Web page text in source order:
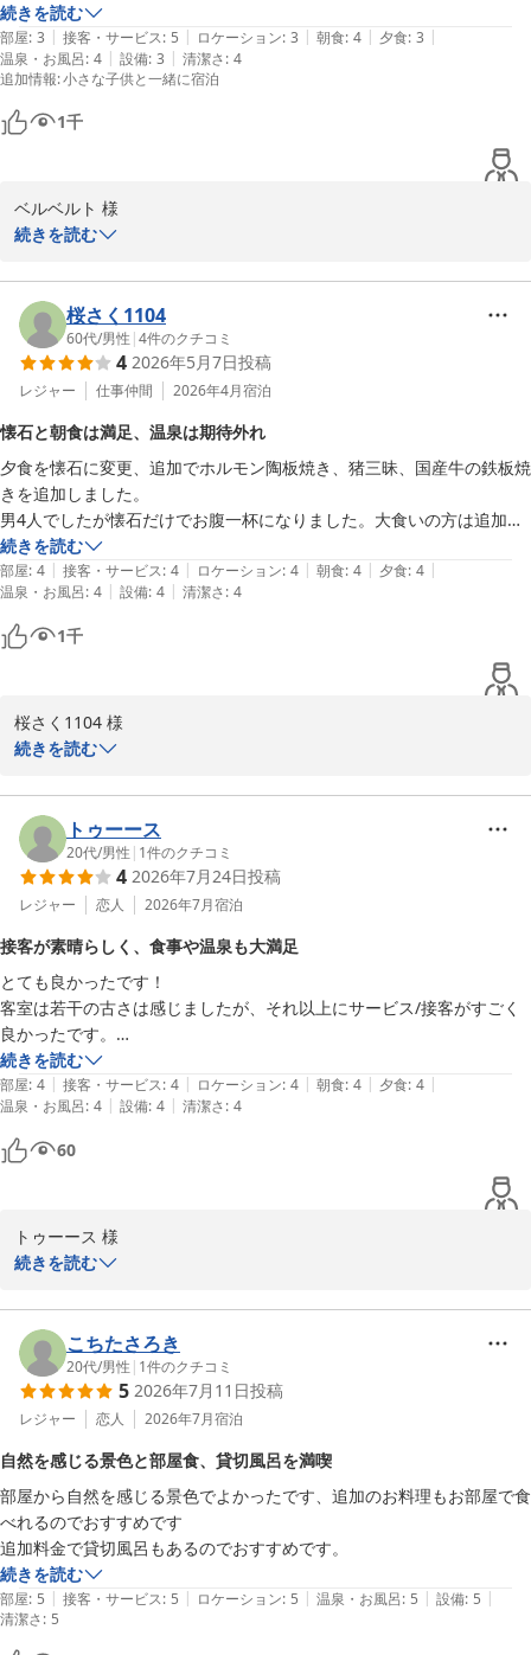
見上げる星空と、高台から一望する夜景の美しさは、この土地なら
ではの特別な思い出になりますので、お客さまにとって印象深いひ
とときとなりましたなら幸いでございます。
「またリピートさせていただきます」というありがたいお言葉を胸
に、これからも何度お越しいただいても新鮮な感動と癒やしをお届
また季節を変えて、秩父の美しい景色と温泉を愉しまれにいつでも
お帰りくださいませ。次のお越しを、スタッフ一同心よりお待ち申
ゆの宿和どう
和銅鉱泉 薬師の湯 ゆの宿 和どう
2026-06-08
子レンジがなかったので、これから利用される方は電子レンジタイプの
消毒ではないものを持参されるとよいと思います。
続きを読む
部屋: 3 | 接客・サービス: 5 | ロケーション: 3 | 朝食: 4 | 夕食: 3 |
温泉・お風呂: 4 | 設備: 3 | 清潔さ: 4
追加情報:小さな子供と一緒に宿泊
1千
ベルベルト 様
小さなお子さまとのご旅行は荷物やご準備も多く、何かとご不安な
点もあったかと存じますが、「安心して宿泊できた」とのお言葉を
いただき、私どももホッと胸をなでおろしております。館内の清掃
や、ミルクの消毒に関する対応がお役に立てたようで大変嬉しく思
また、電子レンジの設置状況について、これからお越しになるお客
さまへの親切なアドバイスを添えていただき、重ねて御礼申し上げ
ます。
当館では、小さなお子さま連れのご家族さまにも、我が家のように
気兼ねなく温泉や旅をお楽しみいただけるよう、これからも臨機応
変で温かいサポートを心掛けてまいります。
お子さまの健やかなご成長をスタッフ一同お祈り申し上げますとと
もに、また一回り大きくなられたお子さまとご一緒に、賑やかにお
出かけいただける日を心よりお待ち申し上げております。
和銅鉱泉 薬師の湯 ゆの宿 和どう
2026-06-08
続きを読む
桜さく1104
60代/男性 |4件のクチコミ
4 2026年5月7日投稿
レジャー 仕事仲間 2026年4月宿泊
懐石と朝食は満足、温泉は期待外れ
夕食を懐石に変更、追加でホルモン陶板焼き、猪三昧、国産牛の鉄板焼
きを追加しました。
男4人でしたが懐石だけでお腹一杯になりました。大食いの方は追加あ
りでいいと思います。
懐石は満足、ホルモン陶板焼きは想像していたホルモンでは無く硬い肉
でした。
最後の写真が朝食、朝食はご飯、味噌汁、パン、ヨーグルト等はおかわ
り出来たので、
温泉は硫黄の匂いはせず、お湯も透明でした。余り温泉感は無かった。
続きを読む
部屋: 4 | 接客・サービス: 4 | ロケーション: 4 | 朝食: 4 | 夕食: 4 |
温泉・お風呂: 4 | 設備: 4 | 清潔さ: 4
1千
桜さく1104 様
ご夕食の懐石料理や、おかわり自由の朝食にご満足いただき、男4
名さまでのご旅行でお腹いっぱいお召し上がりいただけたとのこ
と、何よりでございます。
ましては、お客様のご期待に沿う食感や味わいではなかったとのこ
と、大変失礼いたしました。また、温泉の泉質につきましても、お
客さまのお好みのタイプ（白濁・硫黄泉）とは異なり、少し物足り
なさを感じさせてしまいましたこと、真摯に受け止めております。
当館の温泉は「和銅の湯」と呼ばれる無色透明の自家源泉でござい
ますが、どなた様にもより心地よくご入浴いただけるよう、事前の
情報発信やご案内の工夫に努めてまいります。
お料理に関する貴重なご意見は調理場とも共有し、今後のメニュー
また機会がございましたら、皆さまで賑やかにお寛ぎのひとときを
過ごしに当館へお出かけくださいませ。スタッフ一同、心よりお待
ゆの宿和どう
和銅鉱泉 薬師の湯 ゆの宿 和どう
2026-06-08
続きを読む
トゥーース
20代/男性 | 1件のクチコミ
4 2026年7月24日投稿
レジャー 恋人 2026年7月宿泊
接客が素晴らしく、食事や温泉も大満足
とても良かったです！
客室は若干の古さは感じましたが、それ以上にサービス/接客がすごく
良かったです。
食事も美味しく、部屋風呂や大浴場も自然を感じられて良い思い出にな
りました。
続きを読む
部屋: 4 | 接客・サービス: 4 | ロケーション: 4 | 朝食: 4 | 夕食: 4 |
温泉・お風呂: 4 | 設備: 4 | 清潔さ: 4
60
トゥーース 様
客室の設備についてご不便をお掛けした点があったかと存じます
が、サービス・接客をお褒めいただき大変嬉しく思います。
お食事もお口に合い、部屋風呂や大浴場を自然を感じられると感じ
今後も快適にお過ごしいただけるよう、設備のメンテナンス・清潔
感の向上に努めてまいります。
またのお越しを心よりお待ちしております。
ご投稿誠にありがとうございました。
続きを読む
こちたさろき
20代/男性 | 1件のクチコミ
5 2026年7月11日投稿
レジャー 恋人 2026年7月宿泊
自然を感じる景色と部屋食、貸切風呂を満喫
部屋から自然を感じる景色でよかったです、追加のお料理もお部屋で食
べれるのでおすすめです
追加料金で貸切風呂もあるのでおすすめです。
続きを読む
部屋: 5 | 接客・サービス: 5 | ロケーション: 5 | 温泉・お風呂: 5 | 設備: 5 |
清潔さ: 5